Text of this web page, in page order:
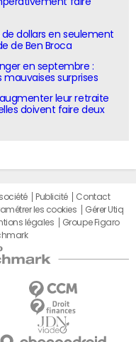
de dollars en seulement
de Ben Broca
en septembre :
surprises
leur retraite
doivent faire deux
Publicité
Contact
les cookies
Gérer Utiq
légales
Groupe Figaro